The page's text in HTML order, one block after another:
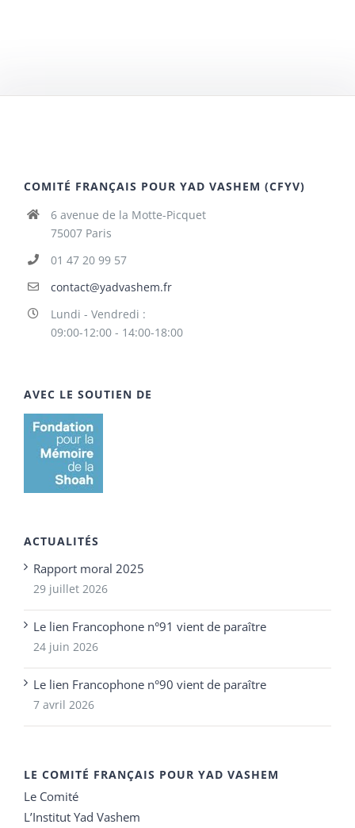
COMITÉ FRANÇAIS POUR YAD VASHEM (CFYV)
6 avenue de la Motte-Picquet
75007 Paris
01 47 20 99 57
contact@yadvashem.fr
Lundi - Vendredi :
09:00-12:00 - 14:00-18:00
AVEC LE SOUTIEN DE
ACTUALITÉS
Rapport moral 2025
29 juillet 2026
Le lien Francophone n°91 vient de paraître
24 juin 2026
Le lien Francophone n°90 vient de paraître
7 avril 2026
LE COMITÉ FRANÇAIS POUR YAD VASHEM
Le Comité
L’Institut Yad Vashem